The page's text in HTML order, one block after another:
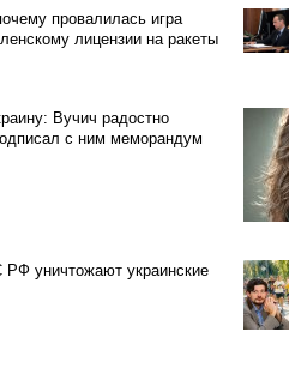
провалилась игра
лицензии на ракеты
Вучич радостно
с ним меморандум
уничтожают украинские